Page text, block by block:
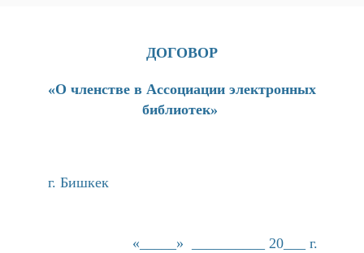
ДОГОВОР
«О членстве в Ассоциации электронных
библиотек»
г. Бишкек
«_____» __________ 20___ г.